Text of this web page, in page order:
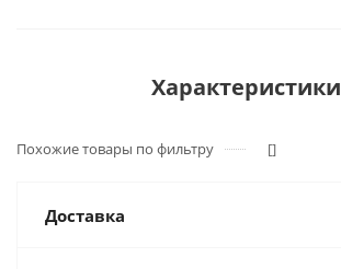
Характеристики
Похожие товары по фильтру []
Доставка